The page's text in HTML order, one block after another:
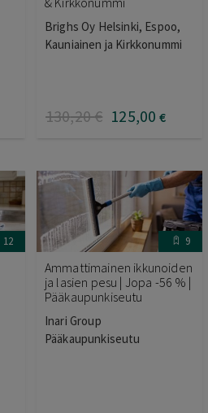
Brighs Oy Helsinki, Espoo,
Kauniainen ja Kirkkonummi
130,20€ 125,00 €
12 9
Ammattimainen ikkunoiden
ja lasien pesu | Jopa -56 % |
Pääkaupunkiseutu
Inari Group
Pääkaupunkiseutu